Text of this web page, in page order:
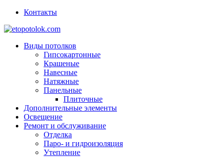
Контакты
Виды потолков
Гипсокартонные
Крашеные
Навесные
Натяжные
Панельные
Плиточные
Дополнительные элементы
Освещение
Ремонт и обслуживание
Отделка
Паро- и гидроизоляция
Утепление